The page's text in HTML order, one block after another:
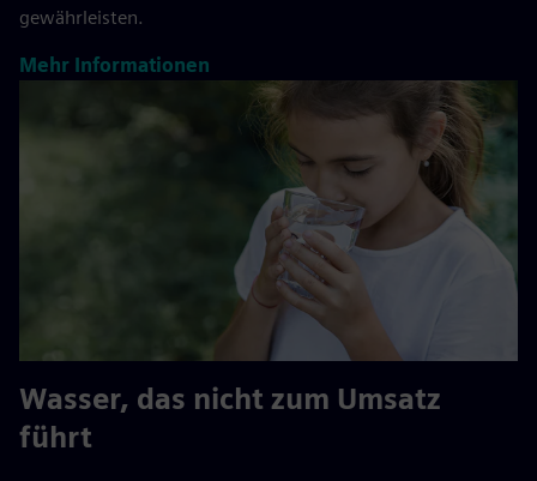
gewährleisten.
Mehr Informationen
Wasser, das nicht zum Umsatz
führt